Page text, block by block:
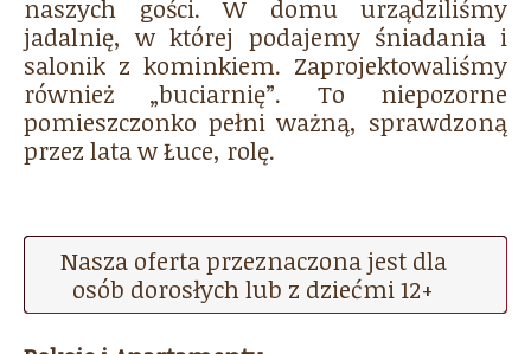
naszych gości. W domu urządziliśmy
jadalnię, w której podajemy śniadania i
salonik z kominkiem. Zaprojektowaliśmy
również „buciarnię”. To niepozorne
pomieszczonko pełni ważną, sprawdzoną
przez lata w Łuce, rolę.
Nasza oferta przeznaczona jest dla
osób dorosłych lub z dziećmi 12+